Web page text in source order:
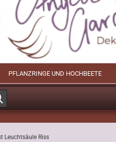
PFLANZRINGE UND HOCHBEETE
Leuchtsäule Riss